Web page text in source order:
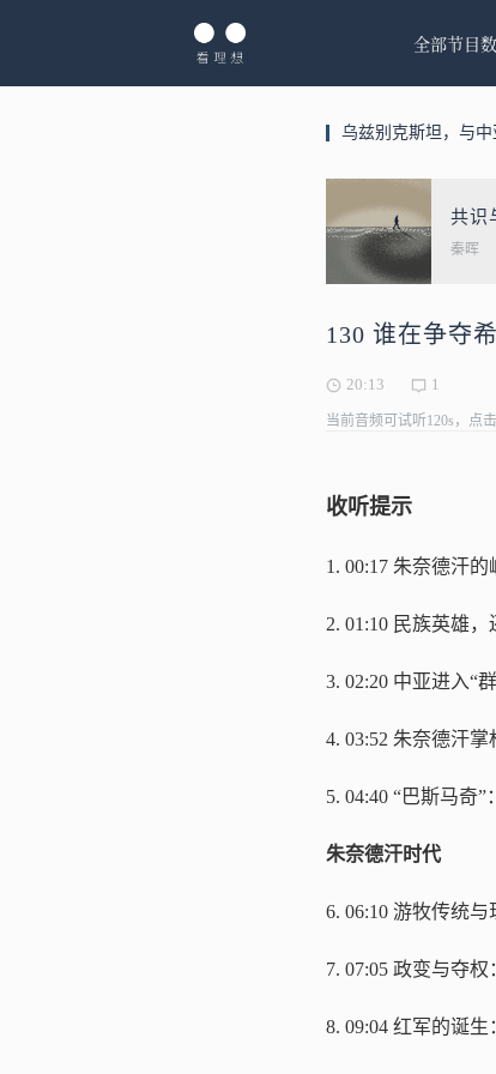
全部节目
乌兹别克斯坦，与中
共识
秦晖
130 谁在争夺
20:13 1
当前音频可试听120s，点
收听提示
1. 00:17 朱奈德汗的
2. 01:10 民族英雄，
3. 02:20 中亚进入“
4. 03:52 朱奈德汗掌
5. 04:40 “巴斯马奇”
朱奈德汗时代
6. 06:10 游牧传统与
7. 07:05 政变与夺权
8. 09:04 红军的诞生